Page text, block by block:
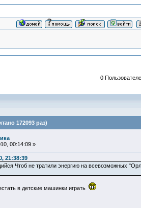
0
172093 раз)
00:14:09 »
21:38:39
Чтоб не тратили энергию на всевозможных
в детские машинки играть